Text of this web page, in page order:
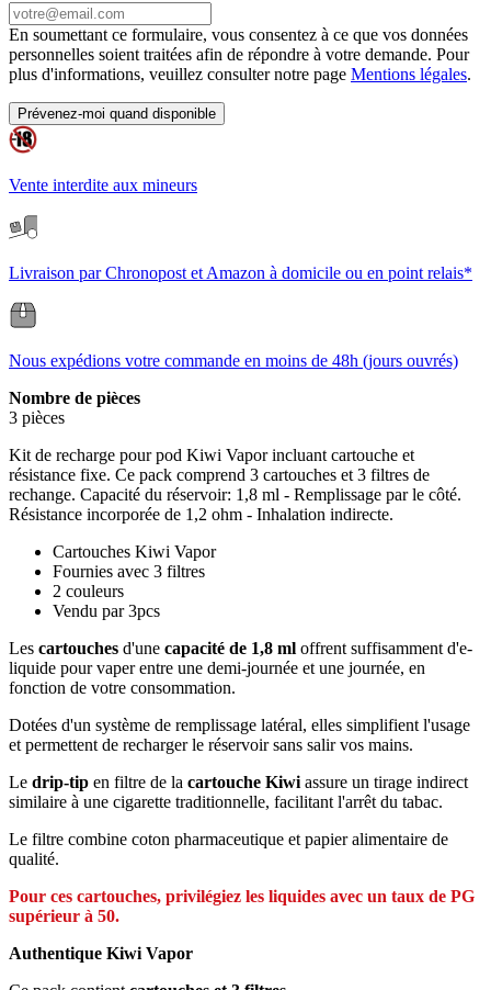
En soumettant ce formulaire, vous consentez à ce que vos données
personnelles soient traitées afin de répondre à votre demande. Pour
plus d'informations, veuillez consulter notre page Mentions légales.
Prévenez-moi quand disponible
Vente interdite aux mineurs
Livraison par Chronopost et Amazon à domicile ou en point relais*
Nous expédions votre commande en moins de 48h (jours ouvrés)
Nombre de pièces
3 pièces
Kit de recharge pour pod Kiwi Vapor incluant cartouche et
résistance fixe. Ce pack comprend 3 cartouches et 3 filtres de
rechange. Capacité du réservoir: 1,8 ml - Remplissage par le côté.
Résistance incorporée de 1,2 ohm - Inhalation indirecte.
Cartouches Kiwi Vapor
Fournies avec 3 filtres
2 couleurs
Vendu par 3pcs
Les cartouches d'une capacité de 1,8 ml offrent suffisamment d'e-
liquide pour vaper entre une demi-journée et une journée, en
fonction de votre consommation.
Dotées d'un système de remplissage latéral, elles simplifient l'usage
et permettent de recharger le réservoir sans salir vos mains.
Le drip-tip en filtre de la cartouche Kiwiassure un tirage indirect
similaire à une cigarette traditionnelle, facilitant l'arrêt du tabac.
Le filtre combine coton pharmaceutique et papier alimentaire de
qualité.
Pour ces cartouches, privilégiez les liquides avec un taux de PG
supérieur à 50.
Authentique Kiwi Vapor